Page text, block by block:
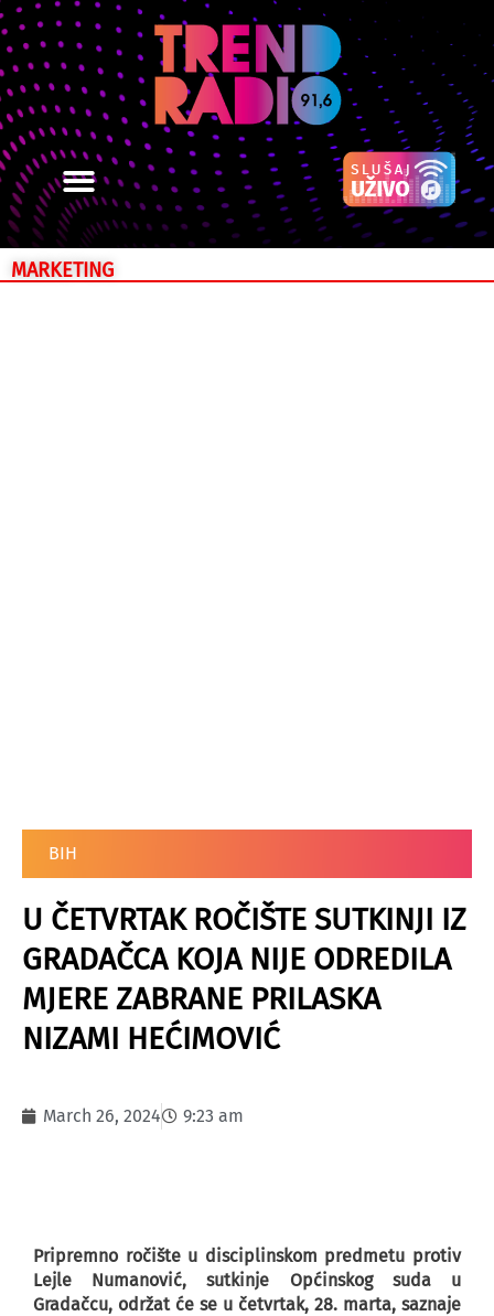
MARKETING
BIH
U ČETVRTAK ROČIŠTE SUTKINJI IZ
GRADAČCA KOJA NIJE ODREDILA
MJERE ZABRANE PRILASKA
NIZAMI HEĆIMOVIĆ
March 26, 2024 9:23 am
Pripremno ročište u disciplinskom predmetu protiv
Lejle Numanović, sutkinje Općinskog suda u
Gradačcu, održat će se u četvrtak, 28. marta, saznaje